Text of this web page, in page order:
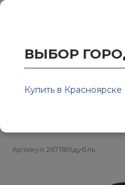
Колор-Авто -
Герметик-клей
Артикул 2671189дубль
ВЫБОР
Купить в